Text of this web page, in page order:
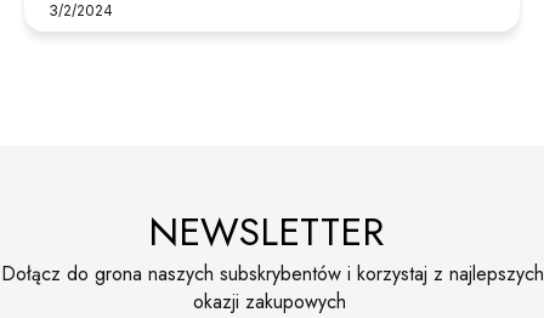
3/2/2024
NEWSLETTER
Dołącz do grona naszych subskrybentów i korzystaj z najlepszych
okazji zakupowych